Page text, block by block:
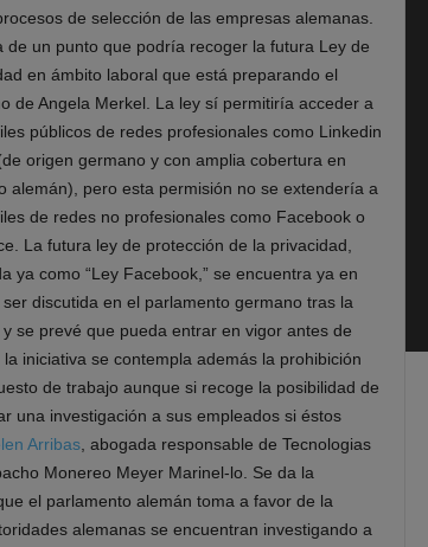
de selección de las empresas alemanas.
de un punto que podría recoger la futura Ley de
en ámbito laboral que está preparando el
de Angela Merkel. La ley sí permitiría acceder a
públicos de redes profesionales como Linkedin
origen germano y con amplia cobertura en
alemán), pero esta permisión no se extendería a
de redes no profesionales como Facebook o
La futura ley de protección de la privacidad,
ya como “Ley Facebook,” se encuentra ya en
discutida en el parlamento germano tras la
se prevé que pueda entrar en vigor antes de
iniciativa se contempla además la prohibición
de trabajo aunque si recoge la posibilidad de
una investigación a sus empleados si éstos
Arribas, abogada responsable de Tecnologias
Monereo Meyer Marinel-lo. Se da la
el parlamento alemán toma a favor de la
alemanas se encuentran investigando a